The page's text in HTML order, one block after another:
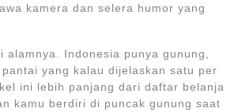
kamera dan selera humor yang
alamnya. Indonesia punya gunung,
yang kalau dijelaskan satu per
ini lebih panjang dari daftar belanja
kamu berdiri di puncak gunung saat